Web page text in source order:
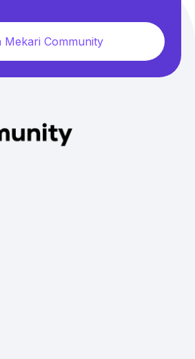
Mekari Community